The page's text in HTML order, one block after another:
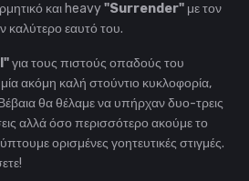
και heavy"Surrender" με τον
καλύτερο εαυτό του.
για τους πιστούς οπαδούς του
μία ακόμη καλή στούντιο κυκλοφορία,
θα θέλαμε να υπήρχαν δυο-τρεις
αλλά όσο περισσότερο ακούμε το
ορισμένες γοητευτικές στιγμές.